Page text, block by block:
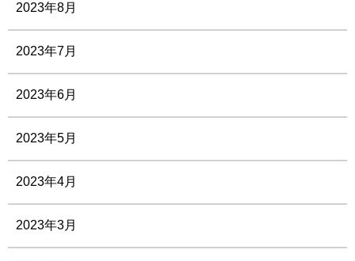
2023年8月
2023年7月
2023年6月
2023年5月
2023年4月
2023年3月